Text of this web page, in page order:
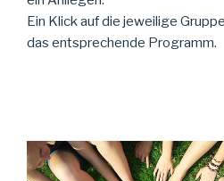
Ein Klick auf die jeweilige
das entsprechende Programm.